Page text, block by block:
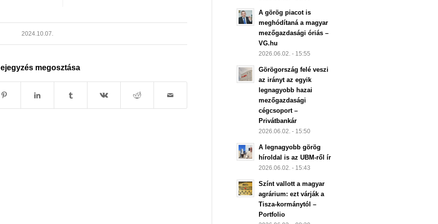
2024.10.07.
megosztása
A görög piacot is
meghódítaná a magyar
mezőgazdasági óriás –
VG.hu
2026.06.02. - 15:55
Görögország felé veszi
az irányt az egyik
legnagyobb hazai
mezőgazdasági
cégcsoport –
Privátbankár
2026.06.02. - 15:50
A legnagyobb görög
híroldal is az UBM-ről ír
2026.06.02. - 15:43
Színt vallott a magyar
agrárium: ezt várják a
Tisza-kormánytól –
Portfolio